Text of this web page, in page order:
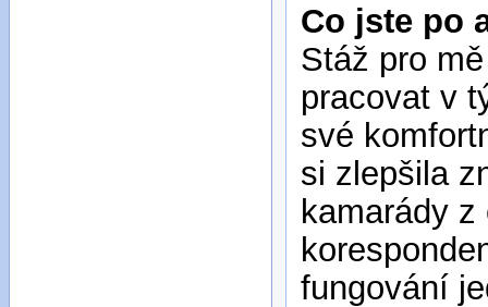
Co jste po
Stáž pro
pracovat v
své
si zlepšila
kamarády
fungování